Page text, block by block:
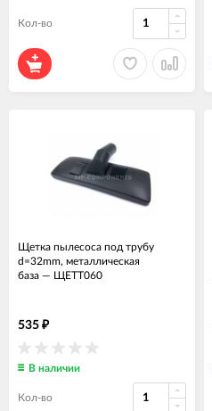
Кол-во
Щетка пылесоса под трубу
d=32mm, металлическая
база — ЩЕТТ060
535 ₽
В наличии
Кол-во